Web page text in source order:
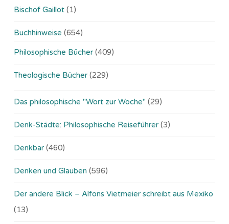
Bischof Gaillot (1)
Buchhinweise (654)
Philosophische Bücher (409)
Theologische Bücher (229)
Das philosophische "Wort zur Woche" (29)
Denk-Städte: Philosophische Reiseführer (3)
Denkbar (460)
Denken und Glauben (596)
Der andere Blick – Alfons Vietmeier schreibt aus Mexiko
(13)